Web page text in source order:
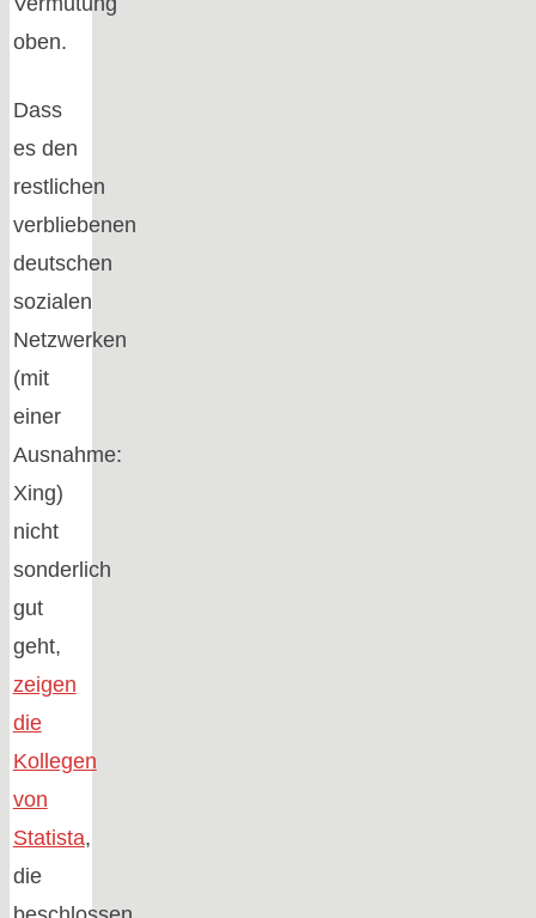
oben.
Dass
es den
restlichen
verbliebenen
deutschen
sozialen
Netzwerken
(mit
einer
Ausnahme:
Xing)
nicht
sonderlich
gut
geht,
zeigen
die
Kollegen
von
Statista,
die